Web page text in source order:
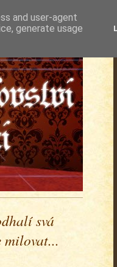
svá
milovat...
and user-agent
generate usage